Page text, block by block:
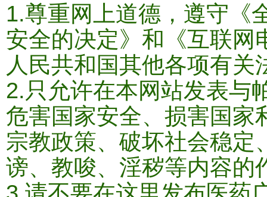
1.尊重网上道德，遵守《
安全的决定》和《互联网
人民共和国其他各项有关
2.只允许在本网站发表与
危害国家安全、损害国家
宗教政策、破坏社会稳定
谤、教唆、淫秽等内容的